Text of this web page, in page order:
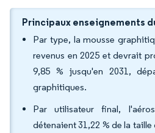
Principaux enseignements
Par type, la mousse
revenus en 2025 et devrait
9,85 % jusqu'en 2031,
graphitiques.
Par utilisateur final,
détenaient 31,22 % de la